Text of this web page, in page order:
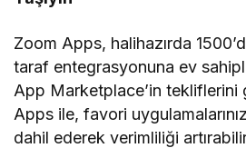
Zoom Apps, halihazırda
taraf entegrasyonuna ev
App Marketplace’in tekliflerini
Apps ile, favori
dahil ederek verimliliği